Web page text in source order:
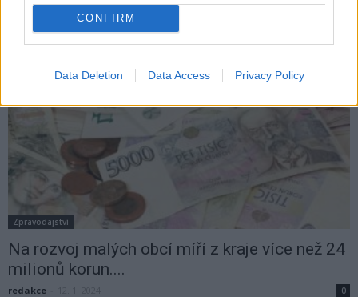
CONFIRM
Data Deletion Data Access Privacy Policy
A to i přesto, že nejprve telefonátu nedůvěřovala. Podvodník využil
tzv. spoofingu. ...
Zpravodajství
Na rozvoj malých obcí míří z kraje více než 24
milionů korun....
redakce 0